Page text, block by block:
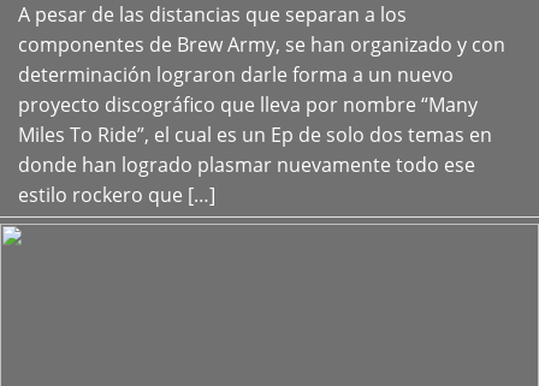
A pesar de las distancias que separan a los
componentes de Brew Army, se han organizado y con
determinación lograron darle forma a un nuevo
proyecto discográfico que lleva por nombre “Many
Miles To Ride”, el cual es un Ep de solo dos temas en
donde han logrado plasmar nuevamente todo ese
estilo rockero que […]
+